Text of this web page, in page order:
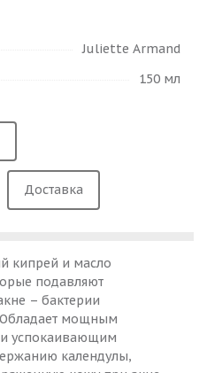
Juliette Armand
150 мл
Доставка
кипрей и масло
подавляют
– бактерии
мощным
успокаивающим
календулы,